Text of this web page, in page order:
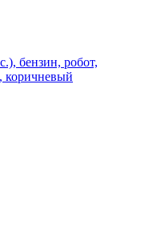
бензин, робот,
коричневый